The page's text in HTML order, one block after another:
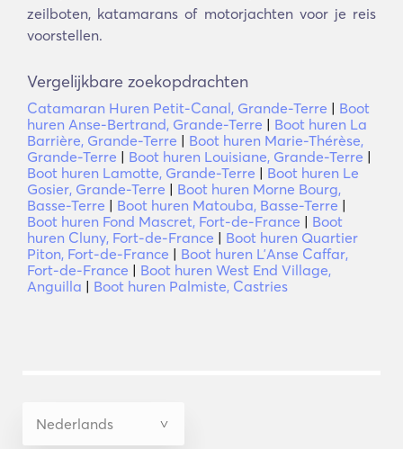
zeilboten, katamarans of motorjachten voor je reis
voorstellen.
Vergelijkbare zoekopdrachten
Catamaran Huren Petit-Canal, Grande-Terre | Boot
huren Anse-Bertrand, Grande-Terre | Boot huren La
Barrière, Grande-Terre | Boot huren Marie-Thérèse,
Grande-Terre | Boot huren Louisiane, Grande-Terre |
Boot huren Lamotte, Grande-Terre | Boot huren Le
Gosier, Grande-Terre | Boot huren Morne Bourg,
Basse-Terre | Boot huren Matouba, Basse-Terre |
Boot huren Fond Mascret, Fort-de-France | Boot
huren Cluny, Fort-de-France | Boot huren Quartier
Piton, Fort-de-France | Boot huren LʼAnse Caffar,
Fort-de-France | Boot huren West End Village,
Anguilla | Boot huren Palmiste, Castries